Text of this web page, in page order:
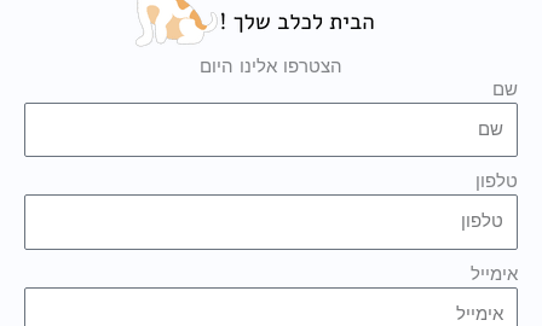
הצטרפו אלינו היום
שם
טלפון
אימייל